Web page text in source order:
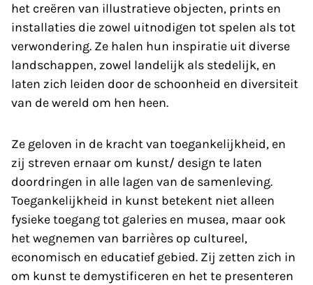
het creëren van illustratieve objecten, prints en
installaties die zowel uitnodigen tot spelen als tot
verwondering. Ze halen hun inspiratie uit diverse
landschappen, zowel landelijk als stedelijk, en
laten zich leiden door de schoonheid en diversiteit
van de wereld om hen heen.
Ze geloven in de kracht van toegankelijkheid, en
zij streven ernaar om kunst/ design te laten
doordringen in alle lagen van de samenleving.
Toegankelijkheid in kunst betekent niet alleen
fysieke toegang tot galeries en musea, maar ook
het wegnemen van barrières op cultureel,
economisch en educatief gebied. Zij zetten zich in
om kunst te demystificeren en het te presenteren